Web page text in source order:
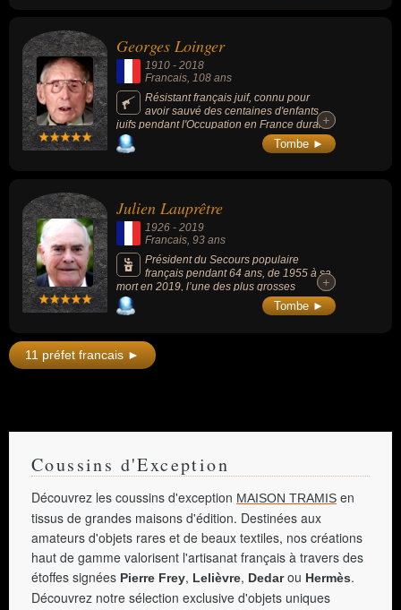
Georges Loinger
1910 - 2018
Francais, 108 ans
Résistant français juif, connu pour
avoir sauvé des centaines d'enfants
juifs pendant l'Occupation en France durant
la Seconde Guerre mondiale.
+
+
Tombe ►
Julien Lauprêtre
1926 - 2019
Francais, 93 ans
Président du Secours populaire
français pendant 64 ans, de 1955 à sa
mort en 2019, l’une des plus grosses
associations françaises depuis plus de 60
ans. Figure du milieu caritatif français, il était
Légion d’honneur en 2017.
+
+
Tombe ►
11 préfet francais ►
Coussins d'Exception
Découvrez les coussins d'exception MAISON TRAMIS en
tissus de grandes maisons d'édition. Destinées aux
amateurs d'objets rares et de beaux textiles, nos créations
haut de gamme valorisent l'artisanat français à travers des
étoffes signées Pierre Frey, Lelièvre, Dedarou Hermès.
Découvrez notre sélection exclusive d'objets uniques